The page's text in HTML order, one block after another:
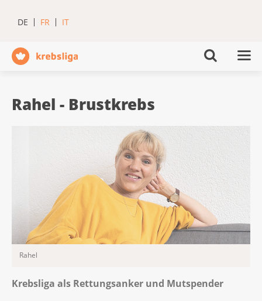
DE FR IT
Rahel - Brustkrebs
Rahel
Krebsliga als Rettungsanker und Mutspender